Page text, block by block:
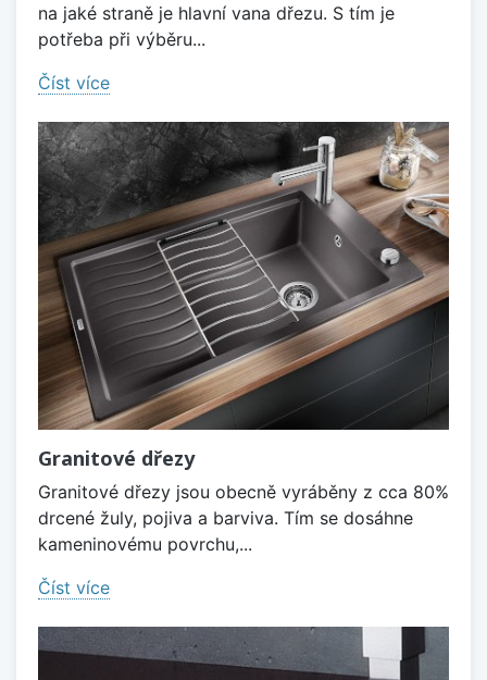
na jaké straně je hlavní vana dřezu. S tím je
potřeba při výběru...
Číst více
Granitové dřezy
Granitové dřezy jsou obecně vyráběny z cca 80%
drcené žuly, pojiva a barviva. Tím se dosáhne
kameninovému povrchu,...
Číst více